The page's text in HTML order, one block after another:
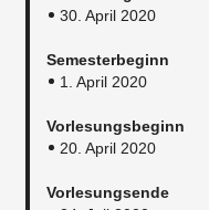
30. April 2020
Semesterbeginn
1. April 2020
Vorlesungsbeginn
20. April 2020
Vorlesungsende